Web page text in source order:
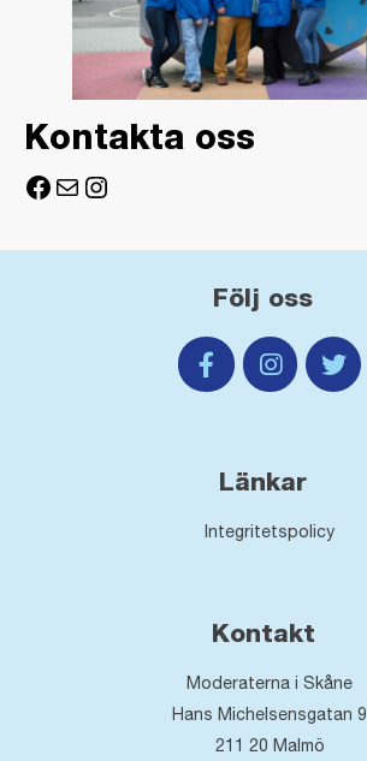
Kontakta oss
Facebook
E-postInstagram
Följ oss
Länkar
Integritetspolicy
Kontakt
Moderaterna i Skåne
Hans Michelsensgatan 9
211 20 Malmö